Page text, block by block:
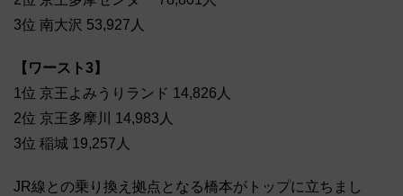
3位 南大沢 53,927人
【ワースト3】
1位 京王よみうりランド 14,826人
2位 京王多摩川 14,983人
3位 稲城 19,257人
JR線との乗り換え拠点となる橋本がトップに立ちまし